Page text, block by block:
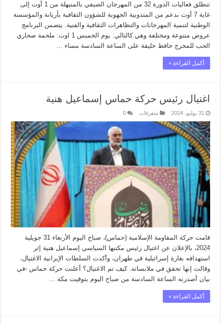
تنطلق فعاليات الدورة 32 من المهرجان الصيفي بالمنيهلة من 1 أوت إلى
غاية 7 أوت بدعم من المندوبية الجهوبة للشؤون الثقافية بأريانة والمؤسسة
الوطنية لتنمية المهرجانات والتظاهرات الثقافية والفنية. يتضمن البرنامج
عروض متنوعة ومختلفة وهي كالتالي: يوم الخميس 1 اوت: ملحمة صحاري
الحب للمخرج حافظ خليفة على الساعة السادسة مساء …
أكمل القراءة »
اغتيال رئيس حركة حماس إسماعيل هنية
31 يوليو، 2024 متفرقات 0
قامت حركة المقاومة الإسلامية (حماس)، صباح اليوم الأربعاء 31 جويلية
2024، بالإعلان عن اغتيال رئيس مكتبها السياسي إسماعيل هنية إثر
استهدافه بغارة إسرائيلية في طهران، وأكدت السلطات الإيرانية الاغتيال،
وقالت إنها تحقق في ملابساته. كيف تم الاغتيال؟ أعلنت حركة حماس -في
بيان أصدرته الساعة السادسة من صباح اليوم بتوقيت مكة …
أكمل القراءة »